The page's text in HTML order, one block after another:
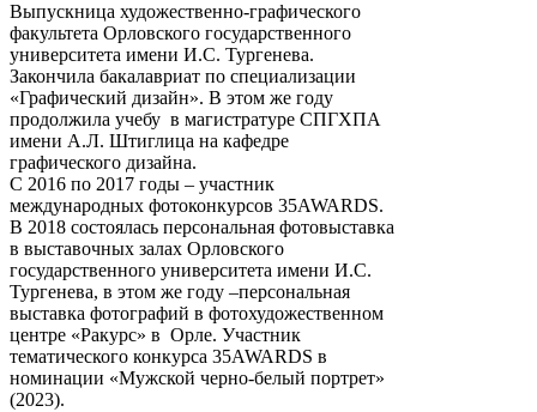
Выпускница художественно-графического
факультета Орловского государственного
университета имени И.С. Тургенева.
Закончила бакалавриат по специализации
«Графический дизайн». В этом же году
продолжила учебу в магистратуре СПГХПА
имени А.Л. Штиглица на кафедре
графического дизайна.
С 2016 по 2017 годы – участник
международных фотоконкурсов 35AWARDS.
В 2018 состоялась персональная фотовыставка
в выставочных залах Орловского
государственного университета имени И.С.
Тургенева, в этом же году –персональная
выставка фотографий в фотохудожественном
центре «Ракурс» в Орле. Участник
тематического конкурса 35AWARDS в
номинации «Мужской черно-белый портрет»
(2023).